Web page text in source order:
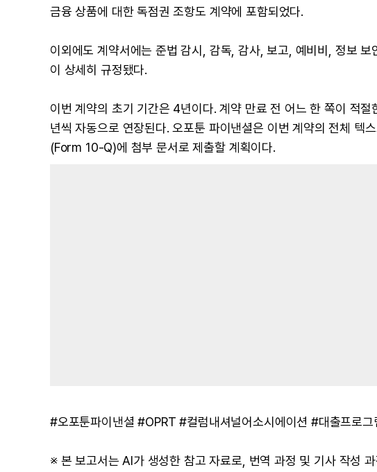
금융 상품에 대한 독점권 조항도 계약에 포함되었다.
이외에도 계약서에는 준법 감시, 감독, 감사, 보고, 예비비, 정보
이 상세히 규정됐다.
이번 계약의 초기 기간은 4년이다. 계약 만료 전 어느 한 쪽이 적
년씩 자동으로 연장된다. 오포툰 파이낸셜은 이번 계약의 전체
(Form 10-Q)에 첨부 문서로 제출할 계획이다.
#오포툰파이낸셜 #OPRT #컬럼내셔널어소시에이션 #대출프로그
※ 본 보고서는 AI가 생성한 참고 자료로, 번역 과정 및 기사 작성